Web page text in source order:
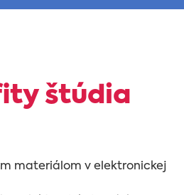
štúdia
materiálom v elektronickej